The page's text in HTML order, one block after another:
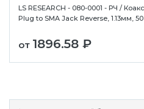
LS RESEARCH - 080-0001 - РЧ /
Plug to SMA Jack Reverse, 1.13мм,
от 1896.58 ₽